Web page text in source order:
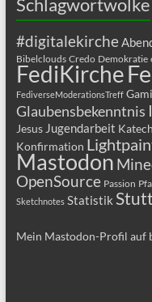
Schlagwortwolke
#digitalekirche
Bibelclouds Credo Demokratie
FediKirche
FediverseModerationsTreff
Glaubensbekenntnis
Jesus Jugendarbeit
Konfirmation
Mastodon
OpenSource Passion
Sketchnotes Statistik
Mein Mastodon-Profil auf